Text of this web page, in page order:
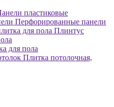
пластиковые
Перфорированные панели
Плинтус
для пола
Плитка потолочная,